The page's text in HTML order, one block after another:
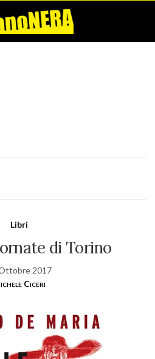
Libri
di Torino
2017
Ciceri